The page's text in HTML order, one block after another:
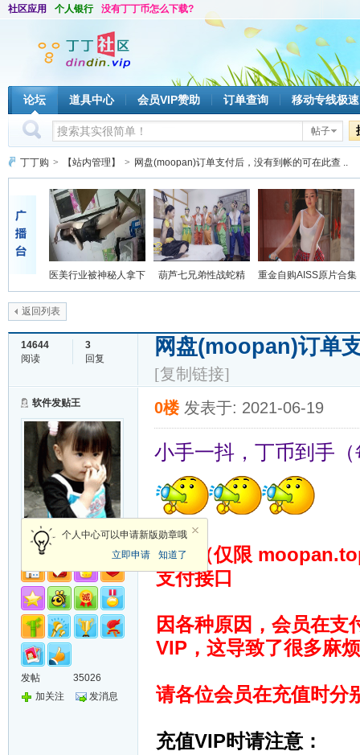
社区应用 个人银行 没有丁丁币怎么下载?
论坛 道具中心 会员VIP赞助 订单查询 移动专线极速
帖子
丁丁购 > 【站内管理】 > 网盘(moopan)订单支付后，没有到帐的可在此查 ..
医美行业被神秘人拿下 葫芦七兄弟性战蛇精 重金自购AISS原片合集
返回列表
14644
阅读
3
回复
网盘(moopan)订单
[复制链接]
软件发贴王
总版主
个人中心可以申请新版勋章哦
立即申请
知道了
发帖
35026
加关注
发消息
0楼 发表于: 2021-06-19
小手一抖，丁币到手
网盘（仅限
支付接口
因各种原因，会员在
VIP，这导致了很多麻
请各位会员在充值时分
充值VIP时请注意：